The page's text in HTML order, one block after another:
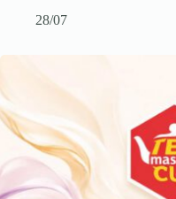
28/07